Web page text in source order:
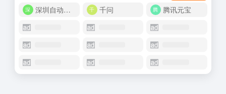
深圳自动化商城
千问 腾讯元宝